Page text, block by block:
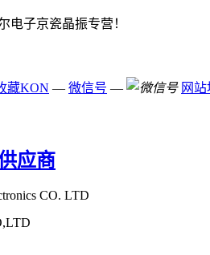
电子京瓷晶振专营！
藏KON — 微信号 — 网
应商
CO. LTD